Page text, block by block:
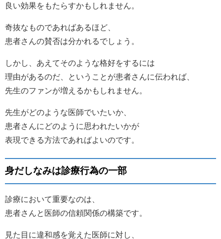
良い効果をもたらすかもしれません。
奇抜なものであればあるほど、
患者さんの賛否は分かれるでしょう。
しかし、あえてそのような格好をするには
理由があるのだ、ということが患者さんに伝われば、
先生のファンが増えるかもしれません。
先生がどのような医師でいたいか、
患者さんにどのように思われたいかが
表現できる方法であればよいのです。
身だしなみは診療行為の一部
診療において重要なのは、
患者さんと医師の信頼関係の構築です。
見た目に違和感を覚えた医師に対し、